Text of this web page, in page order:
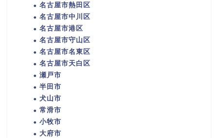
名古屋市熱田区
名古屋市中川区
名古屋市港区
名古屋市守山区
名古屋市名東区
名古屋市天白区
瀬戸市
半田市
犬山市
常滑市
小牧市
大府市